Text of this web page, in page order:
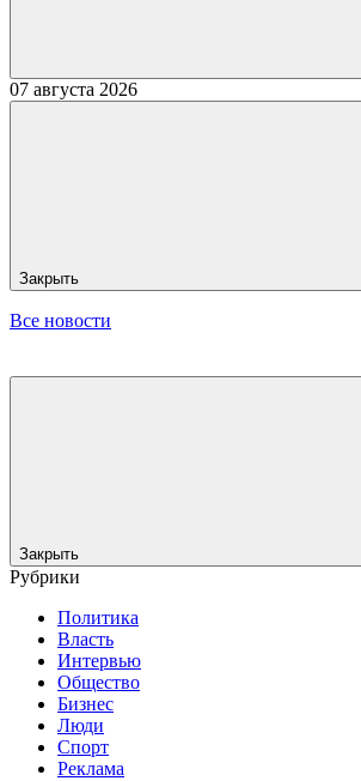
07 августа 2026
Закрыть
Все новости
Закрыть
Рубрики
Политика
Власть
Интервью
Общество
Бизнес
Люди
Спорт
Реклама